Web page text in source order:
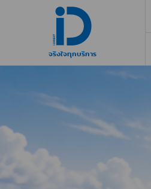
จริงใจทุกบริการ